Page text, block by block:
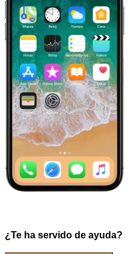
¿Te ha servido de ayuda?